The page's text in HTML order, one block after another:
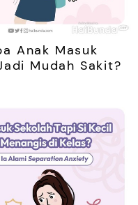
Anak Masuk
Mudah Sakit?